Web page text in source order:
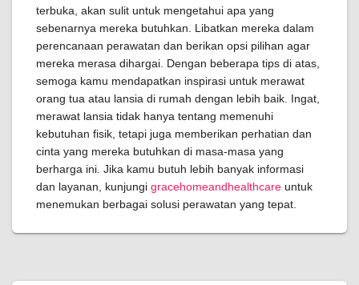
terbuka, akan sulit untuk mengetahui apa yang
sebenarnya mereka butuhkan. Libatkan mereka dalam
perencanaan perawatan dan berikan opsi pilihan agar
mereka merasa dihargai. Dengan beberapa tips di atas,
semoga kamu mendapatkan inspirasi untuk merawat
orang tua atau lansia di rumah dengan lebih baik. Ingat,
merawat lansia tidak hanya tentang memenuhi
kebutuhan fisik, tetapi juga memberikan perhatian dan
cinta yang mereka butuhkan di masa-masa yang
berharga ini. Jika kamu butuh lebih banyak informasi
dan layanan, kunjungi gracehomeandhealthcare untuk
menemukan berbagai solusi perawatan yang tepat.